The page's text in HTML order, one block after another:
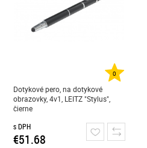
0
Dotykové pero, na dotykové
obrazovky, 4v1, LEITZ "Stylus",
čierne
s DPH
€51.68